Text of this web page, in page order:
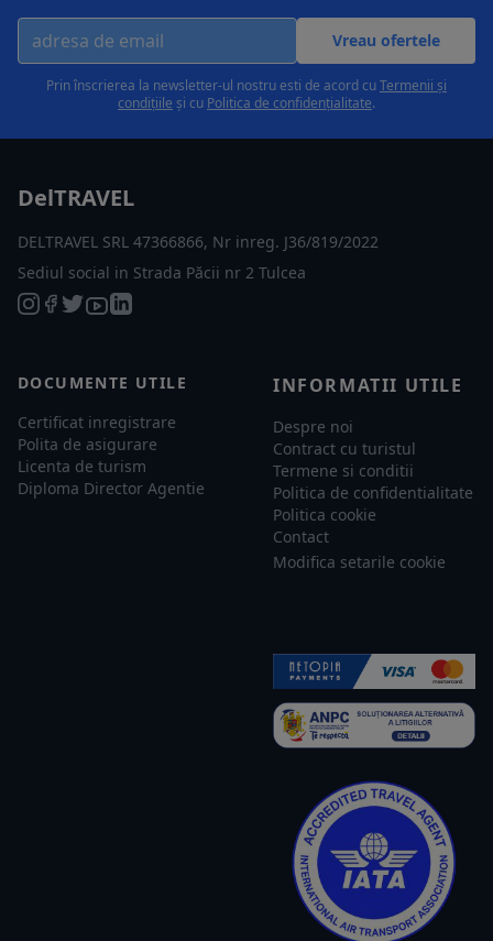
Vreau ofertele
Prin înscrierea la newsletter-ul nostru esti de acord cuTermenii și
condițiile și cu Politica de confidențialitate.
DelTRAVEL
DELTRAVEL SRL 47366866, Nr inreg. J36/819/2022
Sediul social in Strada Păcii nr 2 Tulcea
DOCUMENTE UTILE
Certificat inregistrare
Polita de asigurare
Licenta de turism
Diploma Director Agentie
INFORMATII UTILE
Despre noi
Contract cu turistul
Termene si conditii
Politica de confidentialitate
Politica cookie
Contact
Modifica setarile cookie